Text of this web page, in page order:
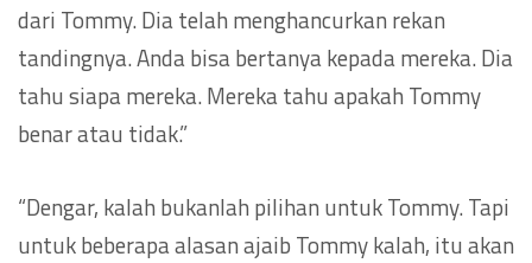
dari Tommy. Dia telah menghancurkan rekan
tandingnya. Anda bisa bertanya kepada mereka. Dia
tahu siapa mereka. Mereka tahu apakah Tommy
benar atau tidak.”
“Dengar, kalah bukanlah pilihan untuk Tommy. Tapi
untuk beberapa alasan ajaib Tommy kalah, itu akan